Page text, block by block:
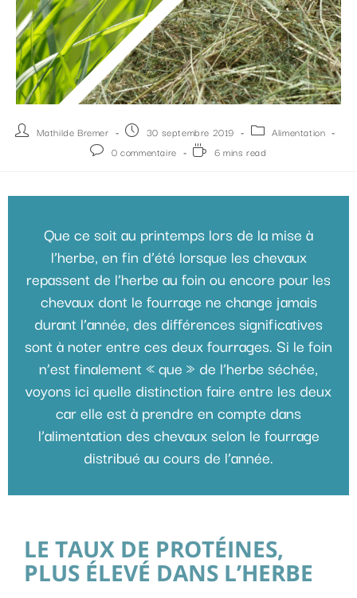
Mathilde Bremer 30 septembre 2019
Alimentation
0 commentaire
6 mins read
Que ce soit au printemps lors de la mise à
l’herbe, en fin d’été lorsque les chevaux
repassent de l’herbe au foin ou encore pour les
chevaux dont le fourrage ne change jamais
durant l’année, des différences significatives
sont à noter entre ces deux fourrages. Si le foin
n’est finalement « que » de l’herbe séchée,
voyons ici quelle distinction faire entre les deux
car elle est à prendre en compte dans
l’alimentation des chevaux selon le fourrage
distribué au cours de l’année.
LE TAUX DE PROTÉINES,
PLUS ÉLEVÉ DANS L’HERBE